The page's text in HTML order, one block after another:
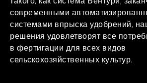
современными
системами впрыска удобрений,
решения удовлетворят все
в фертигации для всех видов
сельскохозяйственных культур.